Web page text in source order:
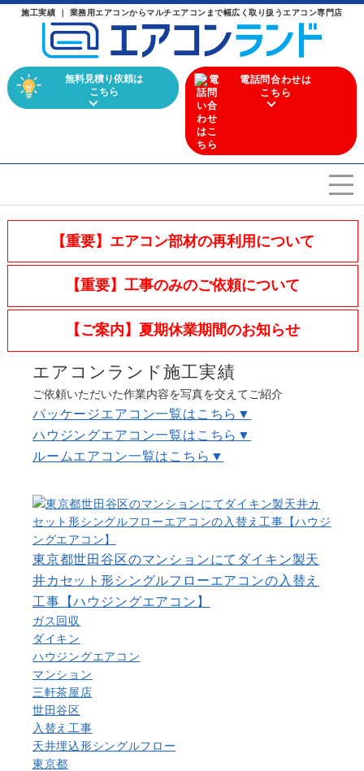
施工実績 ｜ 業務用エアコンからマルチエアコンまで幅広く取り扱うエアコン専門店
無料見積り依頼は
こちら
電話問合わせは
こちら
エアコンを選ぶ
Airconditioner search
店舗案内
Company
施工実績
Work
よくある質問
Question
お問い合わせ
Contact us
電話問い合わせはこちら
無料見積り依頼はこちら
Estimate request
【重要】エアコン部材の再利用について
【重要】工事のみのご依頼について
【ご案内】夏期休業期間のお知らせ
エアコンランド施工実績
ご依頼いただいた作業内容を写真を交えてご紹介
パッケージエアコン一覧はこちら▼
ハウジングエアコン一覧はこちら▼
ルームエアコン一覧はこちら▼
東京都世田谷区のマンションにてダイキン製天
井カセット形シングルフローエアコンの入替え
工事【ハウジングエアコン】
ガス回収
ダイキン
ハウジングエアコン
マンション
三軒茶屋店
世田谷区
入替え工事
天井埋込形シングルフロー
東京都